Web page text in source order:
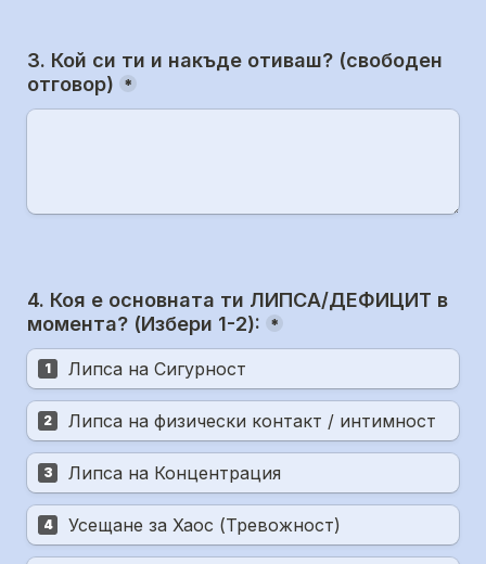
3. Кой си ти и накъде отиваш? (свободен
отговор)
*
4. Коя е основната ти ЛИПСА/ДЕФИЦИТ в
момента? (Избери 1-2):
*
1 Липса на Сигурност
2 Липса на физически контакт / интимност
3 Липса на Концентрация
4 Усещане за Хаос (Тревожност)